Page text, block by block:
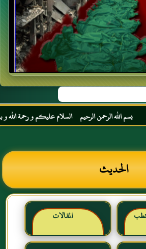
بسم الله الرحمن الرحيم السلام عليكم و رحمة الله و
الحديث
المقالات